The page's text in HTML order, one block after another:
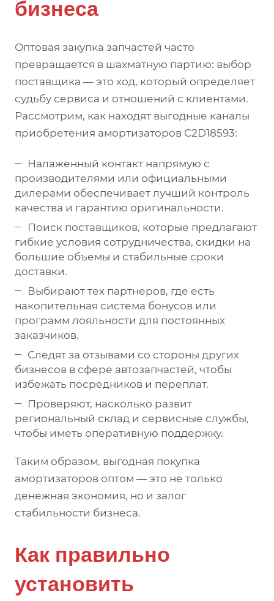
бизнеса
Оптовая закупка запчастей часто
превращается в шахматную партию: выбор
поставщика — это ход, который определяет
судьбу сервиса и отношений с клиентами.
Рассмотрим, как находят выгодные каналы
приобретения амортизаторов C2D18593:
Налаженный контакт напрямую с
производителями или официальными
дилерами обеспечивает лучший контроль
качества и гарантию оригинальности.
Поиск поставщиков, которые предлагают
гибкие условия сотрудничества, скидки на
большие объемы и стабильные сроки
доставки.
Выбирают тех партнеров, где есть
накопительная система бонусов или
программ лояльности для постоянных
заказчиков.
Следят за отзывами со стороны других
бизнесов в сфере автозапчастей, чтобы
избежать посредников и переплат.
Проверяют, насколько развит
региональный склад и сервисные службы,
чтобы иметь оперативную поддержку.
Таким образом, выгодная покупка
амортизаторов оптом — это не только
денежная экономия, но и залог
стабильности бизнеса.
Как правильно
установить